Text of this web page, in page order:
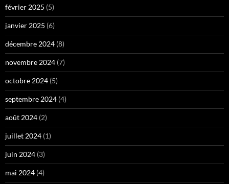
février 2025 (5)
janvier 2025 (6)
décembre 2024 (8)
novembre 2024 (7)
octobre 2024 (5)
septembre 2024 (4)
août 2024 (2)
juillet 2024 (1)
juin 2024 (3)
mai 2024 (4)